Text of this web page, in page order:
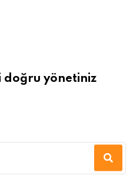
doğru yönetiniz